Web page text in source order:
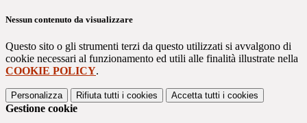
Nessun contenuto da visualizzare
Questo sito o gli strumenti terzi da questo utilizzati si avvalgono di
cookie necessari al funzionamento ed utili alle finalità illustrate nella
COOKIE POLICY.
Personalizza Rifiuta tutti i cookies Accetta tutti i cookies
Gestione cookie